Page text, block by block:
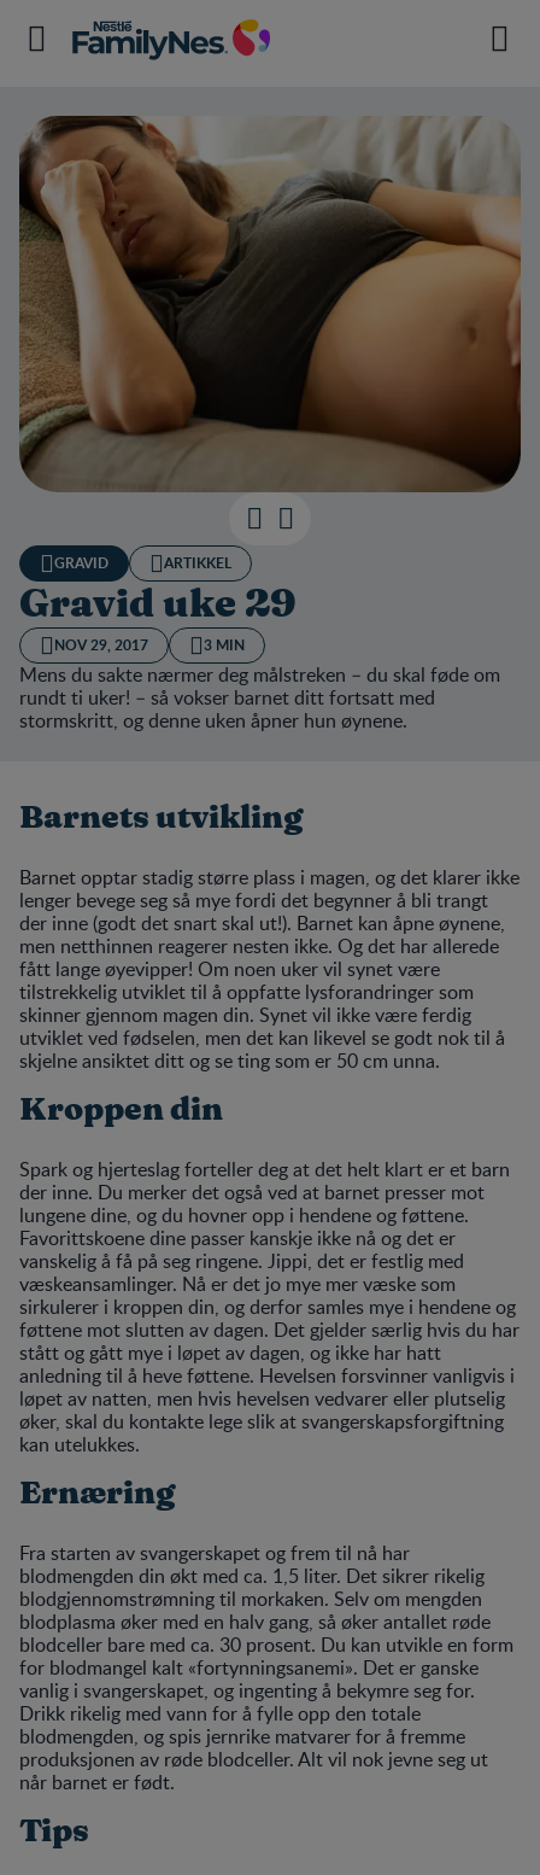
GRAVID ARTIKKEL
Gravid uke 29
NOV 29, 2017 3 MIN
Mens du sakte nærmer deg målstreken – du skal føde om
rundt ti uker! – så vokser barnet ditt fortsatt med
stormskritt, og denne uken åpner hun øynene.
Barnets utvikling
Barnet opptar stadig større plass i magen, og det klarer ikke
lenger bevege seg så mye fordi det begynner å bli trangt
der inne (godt det snart skal ut!). Barnet kan åpne øynene,
men netthinnen reagerer nesten ikke. Og det har allerede
fått lange øyevipper! Om noen uker vil synet være
tilstrekkelig utviklet til å oppfatte lysforandringer som
skinner gjennom magen din. Synet vil ikke være ferdig
utviklet ved fødselen, men det kan likevel se godt nok til å
skjelne ansiktet ditt og se ting som er 50 cm unna.
Kroppen din
Spark og hjerteslag forteller deg at det helt klart er et barn
der inne. Du merker det også ved at barnet presser mot
lungene dine, og du hovner opp i hendene og føttene.
Favorittskoene dine passer kanskje ikke nå og det er
vanskelig å få på seg ringene. Jippi, det er festlig med
væskeansamlinger. Nå er det jo mye mer væske som
sirkulerer i kroppen din, og derfor samles mye i hendene og
føttene mot slutten av dagen. Det gjelder særlig hvis du har
stått og gått mye i løpet av dagen, og ikke har hatt
anledning til å heve føttene. Hevelsen forsvinner vanligvis i
løpet av natten, men hvis hevelsen vedvarer eller plutselig
øker, skal du kontakte lege slik at svangerskapsforgiftning
kan utelukkes.
Ernæring
Fra starten av svangerskapet og frem til nå har
blodmengden din økt med ca. 1,5 liter. Det sikrer rikelig
blodgjennomstrømning til morkaken. Selv om mengden
blodplasma øker med en halv gang, så øker antallet røde
blodceller bare med ca. 30 prosent. Du kan utvikle en form
for blodmangel kalt «fortynningsanemi». Det er ganske
vanlig i svangerskapet, og ingenting å bekymre seg for.
Drikk rikelig med vann for å fylle opp den totale
blodmengden, og spis jernrike matvarer for å fremme
produksjonen av røde blodceller. Alt vil nok jevne seg ut
når barnet er født.
Tips